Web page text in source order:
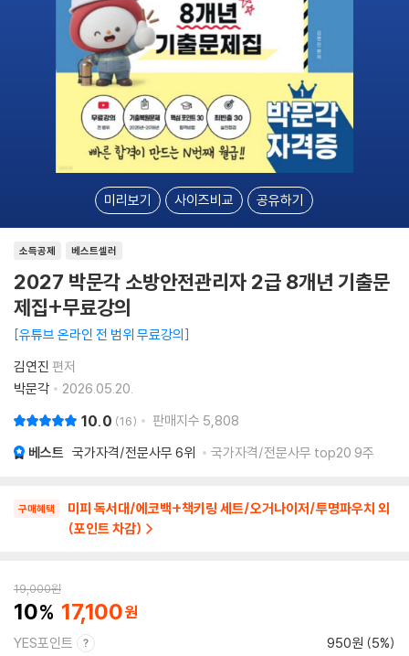
미리보기 사이즈비교 공유하기
소득공제 베스트셀러
2027 박문각 소방안전관리자 2급 8개년 기출문
제집+무료강의
유튜브 온라인 전 범위 무료강의
김연진 편저
박문각
2026.05.20.
10.0 16 판매지수 5,808
베스트 국가자격/전문사무 6위 국가자격/전문사무 top20 9주
구매혜택
미피 독서대/에코백+책키링 세트/오거나이저/투명파우치 외
(포인트 차감)
19,000원
10 17,100
YES포인트 950원 (5%)